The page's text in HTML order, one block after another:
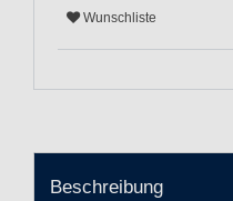
Wunschliste
Beschreibung